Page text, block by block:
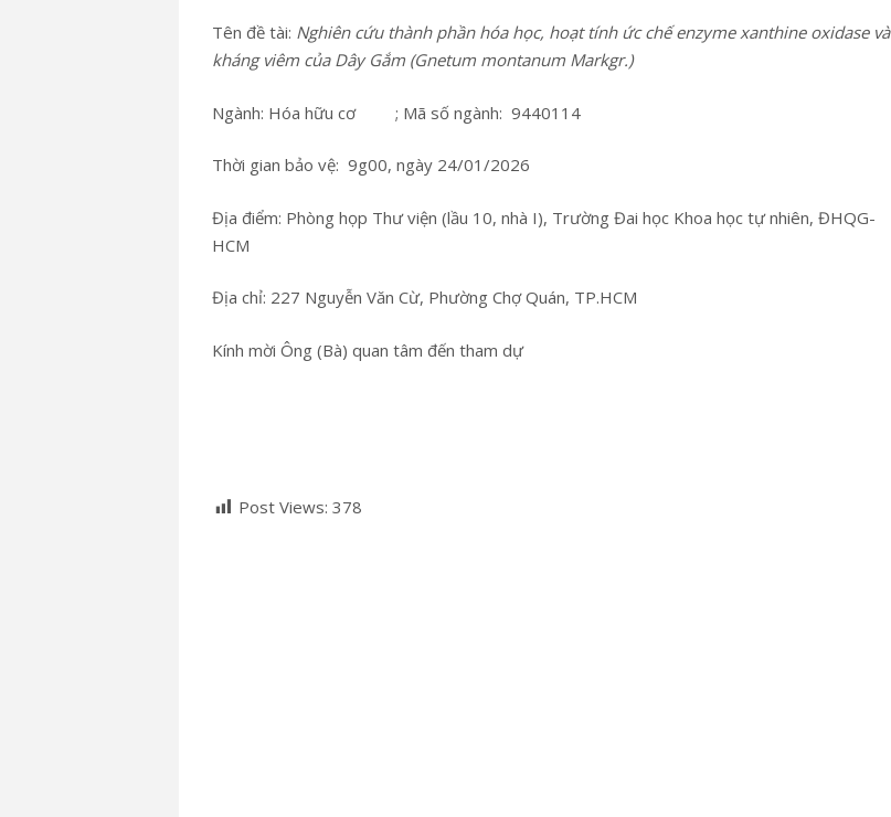
Tên đề tài: Nghiên cứu thành phần hóa học, hoạt tính ức chế enzyme xanthine oxidase và
kháng viêm của Dây Gắm (Gnetum montanum Markgr.)
Ngành: Hóa hữu cơ ; Mã số ngành: 9440114
Thời gian bảo vệ: 9g00, ngày 24/01/2026
Địa điểm: Phòng họp Thư viện (lầu 10, nhà I), Trường Đai học Khoa học tự nhiên, ĐHQG-
HCM
Địa chỉ: 227 Nguyễn Văn Cừ, Phường Chợ Quán, TP.HCM
Kính mời Ông (Bà) quan tâm đến tham dự
Post Views: 378